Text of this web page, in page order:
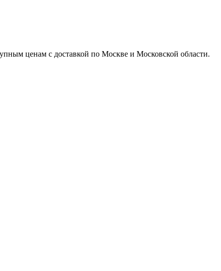
ценам с доставкой по Москве и Московской области.